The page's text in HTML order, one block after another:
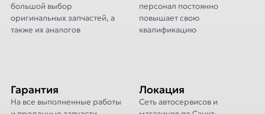
большой выбор
оригинальных запчастей, а
также их аналогов
персонал постоянно
повышает свою
квалификацию
Гарантия
На все выполненные работы
Локация
Сеть автосервисов и